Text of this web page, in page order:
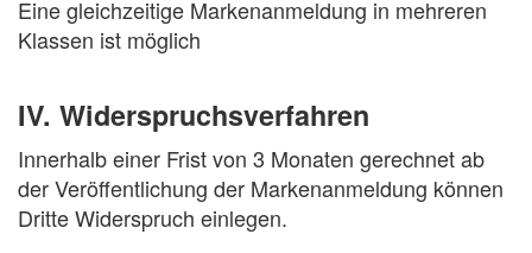
Eine gleichzeitige Markenanmeldung in mehreren
Klassen ist möglich
IV. Widerspruchsverfahren
Innerhalb einer Frist von 3 Monaten gerechnet ab
der Veröffentlichung der Markenanmeldung können
Dritte Widerspruch einlegen.